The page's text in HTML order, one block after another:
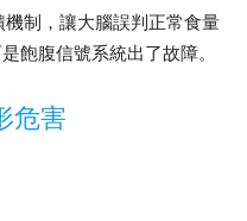
制，讓大腦誤判正常食量
飽腹信號系統出了故障。
危害